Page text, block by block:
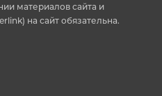
материалов сайта и
на сайт обязательна.